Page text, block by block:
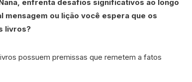
enfrenta desafios significativos ao longo
mensagem ou lição você espera que os
livros?
possuem premissas que remetem a fatos